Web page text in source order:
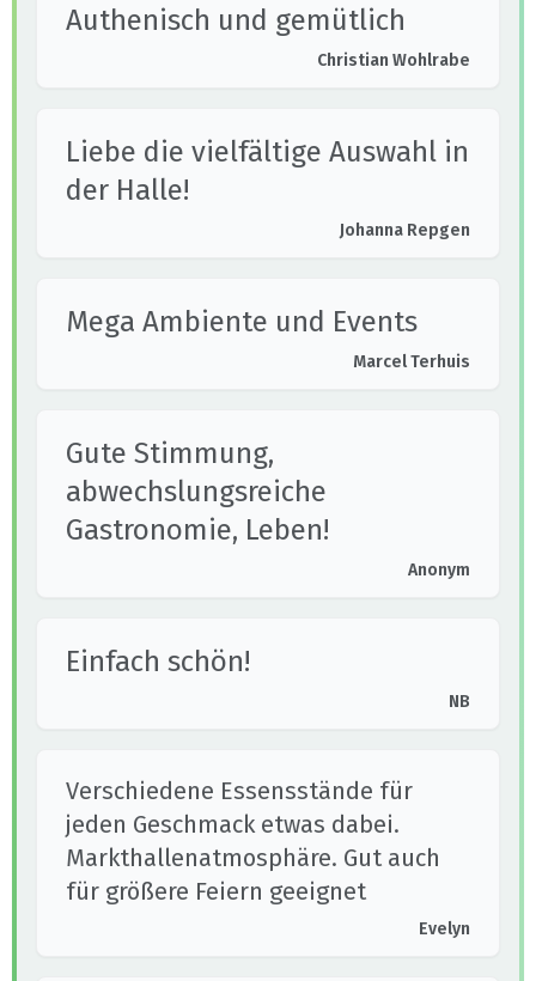
Authenisch und gemütlich
Christian Wohlrabe
Liebe die vielfältige Auswahl in
der Halle!
Johanna Repgen
Mega Ambiente und Events
Marcel Terhuis
Gute Stimmung,
abwechslungsreiche
Gastronomie, Leben!
Anonym
Einfach schön!
NB
Verschiedene Essensstände für
jeden Geschmack etwas dabei.
Markthallenatmosphäre. Gut auch
für größere Feiern geeignet
Evelyn